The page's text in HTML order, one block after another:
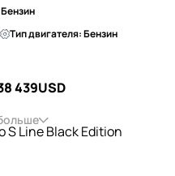
Тип двигателя: Бензин
439USD